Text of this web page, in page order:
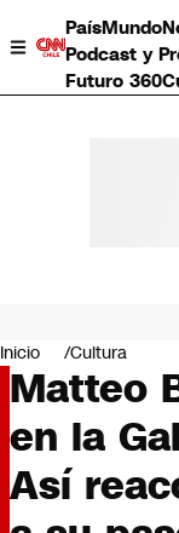
PaísMundo
Podcast y
Futuro 360
Negocios
Deportes
Programas
Cultura
Servicios
Bits
Inicio Cultura
Matteo
en la
Así